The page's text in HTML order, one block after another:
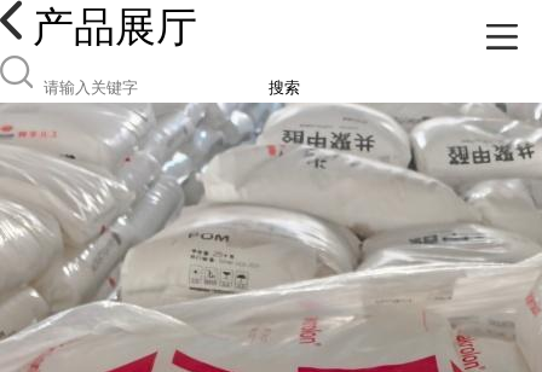
产品展厅
搜索